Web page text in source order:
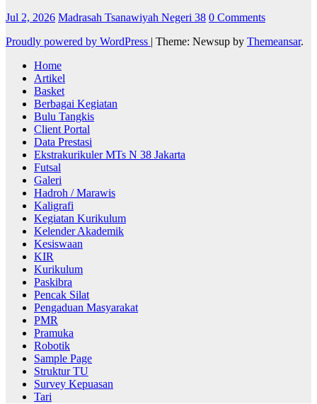
Jul 2, 2026 Madrasah Tsanawiyah Negeri 38 0 Comments
Proudly powered by WordPress | Theme: Newsup by Themeansar.
Home
Artikel
Basket
Berbagai Kegiatan
Bulu Tangkis
Client Portal
Data Prestasi
Ekstrakurikuler MTs N 38 Jakarta
Futsal
Galeri
Hadroh / Marawis
Kaligrafi
Kegiatan Kurikulum
Kelender Akademik
Kesiswaan
KIR
Kurikulum
Paskibra
Pencak Silat
Pengaduan Masyarakat
PMR
Pramuka
Robotik
Sample Page
Struktur TU
Survey Kepuasan
Tari